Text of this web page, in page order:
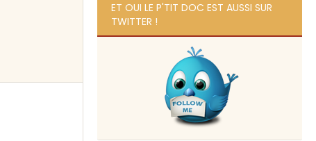
ET OUI LE P'TIT DOC EST AUSSI SUR
TWITTER !